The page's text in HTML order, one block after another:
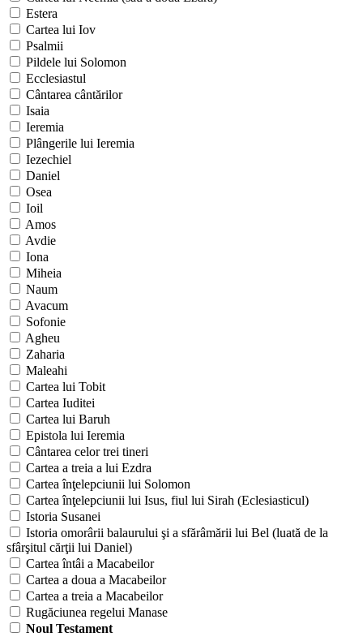
Estera
Cartea lui Iov
Psalmii
Pildele lui Solomon
Ecclesiastul
Cântarea cântărilor
Isaia
Ieremia
Plângerile lui Ieremia
Iezechiel
Daniel
Osea
Ioil
Amos
Avdie
Iona
Miheia
Naum
Avacum
Sofonie
Agheu
Zaharia
Maleahi
Cartea lui Tobit
Cartea Iuditei
Cartea lui Baruh
Epistola lui Ieremia
Cântarea celor trei tineri
Cartea a treia a lui Ezdra
Cartea înţelepciunii lui Solomon
Cartea înţelepciunii lui Isus, fiul lui Sirah (Eclesiasticul)
Istoria Susanei
Istoria omorârii balaurului şi a sfărâmării lui Bel (luată de la
sfârşitul cărţii lui Daniel)
Cartea întâi a Macabeilor
Cartea a doua a Macabeilor
Cartea a treia a Macabeilor
Rugăciunea regelui Manase
Noul Testament